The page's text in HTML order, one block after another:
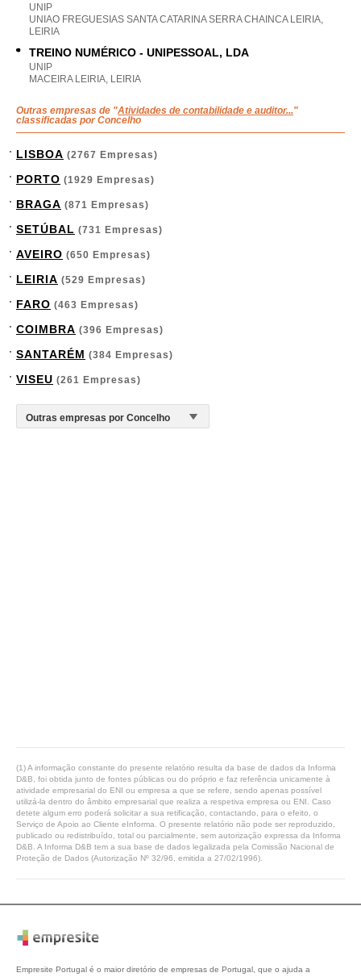
UNIP
UNIAO FREGUESIAS SANTA CATARINA SERRA CHAINCA LEIRIA,
LEIRIA
TREINO NUMÉRICO - UNIPESSOAL, LDA
UNIP
MACEIRA LEIRIA, LEIRIA
Outras empresas de "Atividades de contabilidade e auditor..."
classificadas por Concelho
LISBOA (2767 Empresas)
PORTO (1929 Empresas)
BRAGA (871 Empresas)
SETÚBAL (731 Empresas)
AVEIRO (650 Empresas)
LEIRIA (529 Empresas)
FARO (463 Empresas)
COIMBRA (396 Empresas)
SANTARÉM (384 Empresas)
VISEU (261 Empresas)
(1) A informação constante do presente relatório resulta da base de dados da Informa
D&B, foi obtida junto de fontes públicas ou do próprio e faz referência unicamente à
atividade empresarial do ENI ou empresa a que se refere, sendo apenas possível
utilizá-la dentro do âmbito empresarial que realiza a respetiva empresa ou ENI. Caso
detete algum erro poderá solicitar a sua retificação, contactando, para o efeito, o
Serviço de Apoio ao Cliente eInforma. O presente relatório não pode ser reproduzido,
publicado ou redistribuído, total ou parcialmente, sem autorização expressa da Informa
D&B. A Informa D&B tem a sua base de dados legalizada pela Comissão Nacional de
Proteção de Dados (Autorização Nº 32/96, emitida a 27/02/1996).
Empresite Portugal é o maior diretório de empresas de Portugal, que o ajuda a